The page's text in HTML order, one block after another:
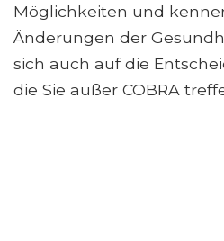
Möglichkeiten und
Änderungen der
sich auch auf die
die Sie außer COBRA